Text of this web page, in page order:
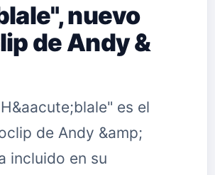
nuevo
de Andy &
es el
de Andy &amp;
incluido en su